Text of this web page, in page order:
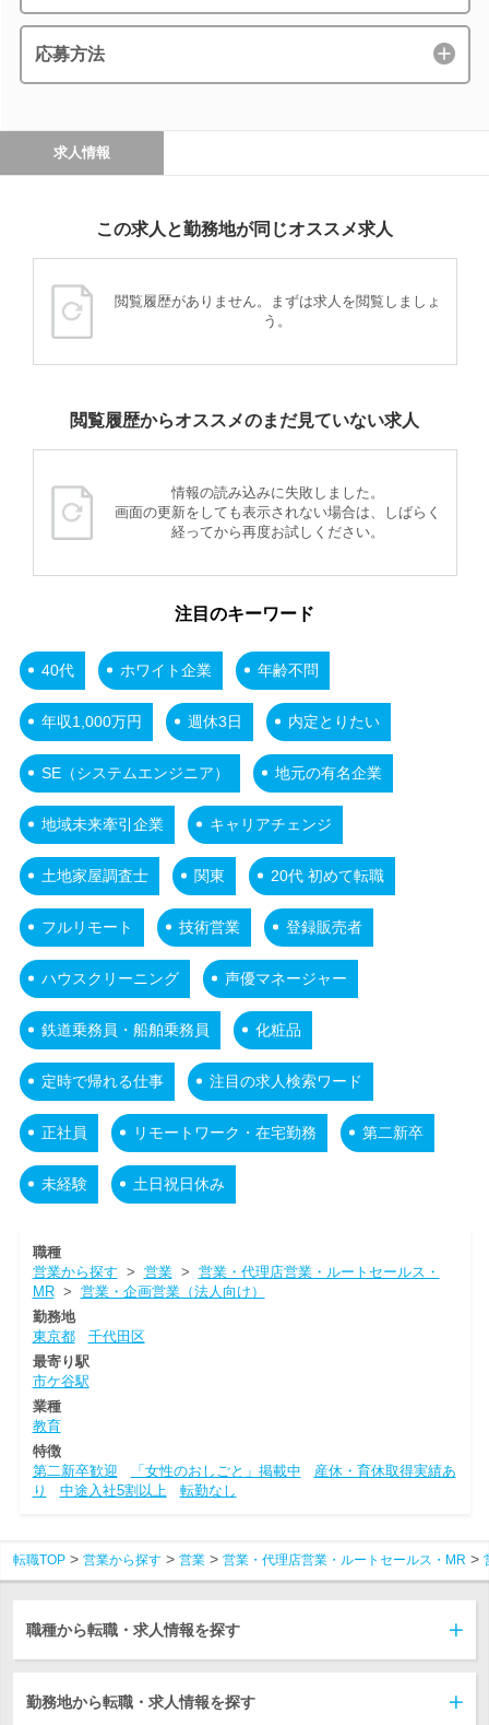
応募方法
求人情報
この求人と勤務地が同じオススメ求人
閲覧履歴がありません。まずは求人を閲覧しましょ
う。
閲覧履歴からオススメのまだ見ていない求人
情報の読み込みに失敗しました。
画面の更新をしても表示されない場合は、しばらく
経ってから再度お試しください。
注目のキーワード
40代 ホワイト企業 年齢不問
年収1,000万円 週休3日 内定とりたい
SE（システムエンジニア） 地元の有名企業
地域未来牽引企業 キャリアチェンジ
土地家屋調査士 関東 20代 初めて転職
フルリモート 技術営業 登録販売者
ハウスクリーニング 声優マネージャー
鉄道乗務員・船舶乗務員 化粧品
定時で帰れる仕事 注目の求人検索ワード
正社員 リモートワーク・在宅勤務 第二新卒
未経験 土日祝日休み
職種
営業から探す > 営業> 営業・代理店営業・ルートセールス・
MR> 営業・企画営業（法人向け）
勤務地
東京都
千代田区
最寄り駅
市ケ谷駅
業種
教育
特徴
第二新卒歓迎
「女性のおしごと」掲載中
産休・育休取得実績あ
り
中途入社5割以上 転勤なし
転職TOP 営業から探す 営業 営業・代理店営業・ルートセールス・MR
職種から転職・求人情報を探す
勤務地から転職・求人情報を探す